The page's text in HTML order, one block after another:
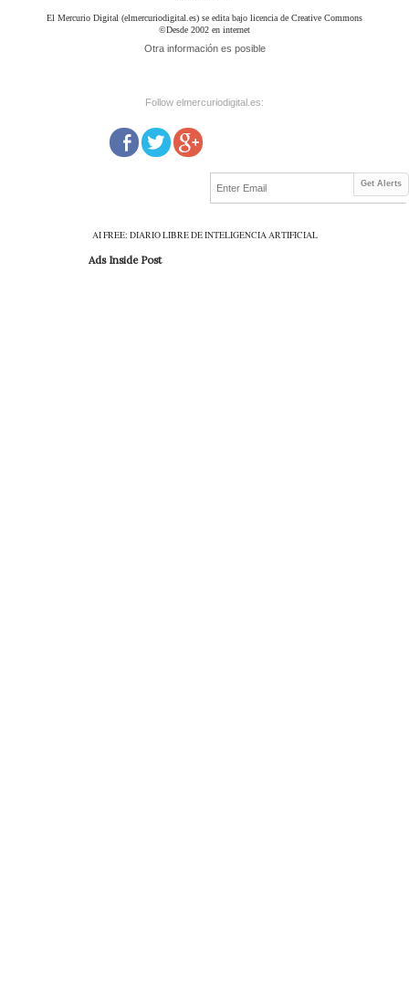
El Mercurio Digital (elmercuriodigital.es) se edita bajo licencia de Creative Commons
©Desde 2002 en internet
Otra información es posible
Follow elmercuriodigital.es:
Get Alerts
AI FREE: DIARIO LIBRE DE INTELIGENCIA ARTIFICIAL
Ads Inside Post